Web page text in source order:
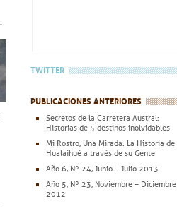
TWITTER
PUBLICACIONES ANTERIORES
Secretos de la Carretera Austral:
Historias de 5 destinos inolvidables
Mi Rostro, Una Mirada: La Historia de
Hualaihué a través de su Gente
Año 6, Nº 24, Junio – Julio 2013
Año 5, Nº 23, Noviembre – Diciembre
2012